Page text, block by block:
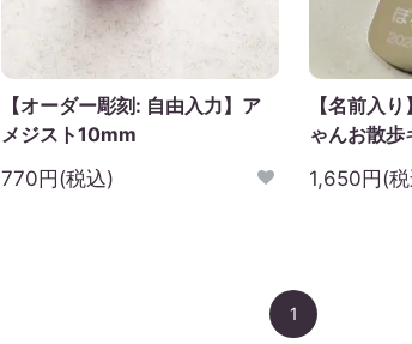
【オーダー彫刻: 自由入力】ア
メジスト10mm
770円(税込)
【名前入
ゃんお散歩
1,650円(
1